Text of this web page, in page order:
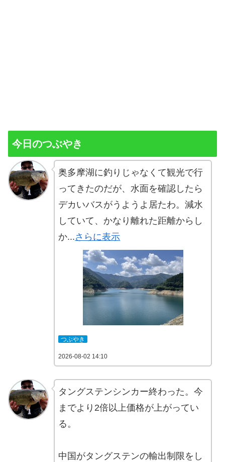
今日のつぶやき
奥多摩湖に釣りじゃなくて観光で行
ってきたのだが、水面を確認したら
デカいバスがうようよ居たわ。減水
していて、かなり離れた距離からし
か...さらに表示
つぶやき
2026-08-02 14:10
タングステンシンカー終わった。今
までより2倍以上価格が上がってい
る。
中国がタングステンの輸出制限をし